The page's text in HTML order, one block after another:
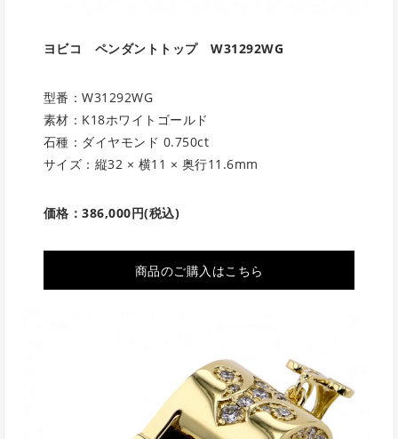
ヨビコ ペンダントトップ W31292WG
型番：W31292WG
素材：K18ホワイトゴールド
石種：ダイヤモンド 0.750ct
サイズ：縦32 × 横11 × 奥行11.6mm
価格：386,000円(税込)
商品のご購入はこちら